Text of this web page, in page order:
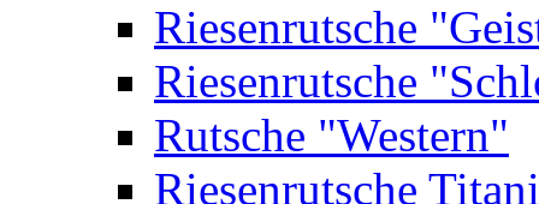
Riesenrutsche
Riesenrutsche
Rutsche "Western"
Riesenrutsche